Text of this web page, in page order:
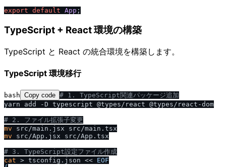
export default App
TypeScript + React 環境の構築
TypeScript と React の統合環境を構築します。
TypeScript 環境移行
bash Copy code # 1. TypeScript関連パッケージ追加
yarn add -D typescript @types/react @types/react-dom
# 2. ファイル拡張子変更
mv
mv src/App.jsx src/App.tsx
# 3. TypeScript設定ファイル作成
cat > tsconfig.json << EOF